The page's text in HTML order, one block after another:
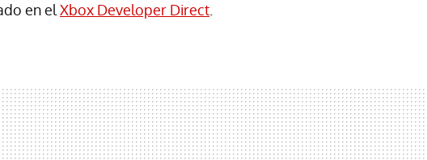
en el Xbox Developer Direct